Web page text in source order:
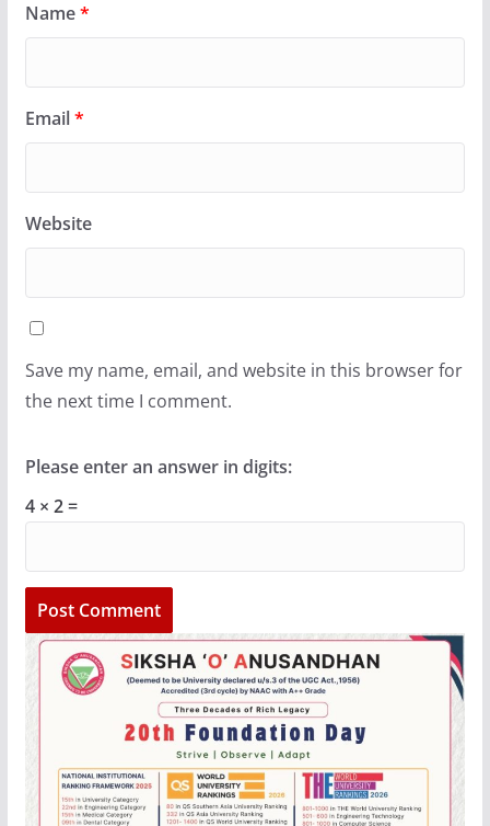
Name*
Email*
Website
Save my name, email, and website in this browser for
the next time I comment.
Please enter an answer in digits:
4 × 2 =